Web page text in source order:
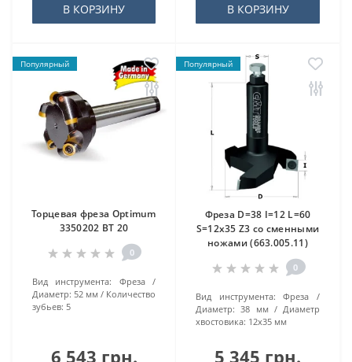
В КОРЗИНУ В КОРЗИНУ
Популярный
Торцевая фреза Optimum
3350202 ВТ 20
0
Вид инструмента:
Фреза
Диаметр: 52 мм
Количество
зубьев: 5
6 543 грн.
Популярный
Фреза D=38 I=12 L=60
S=12x35 Z3 со сменными
ножами (663.005.11)
0
Вид инструмента:
Фреза
Диаметр: 38 мм
Диаметр
хвостовика: 12x35 мм
5 345 грн.